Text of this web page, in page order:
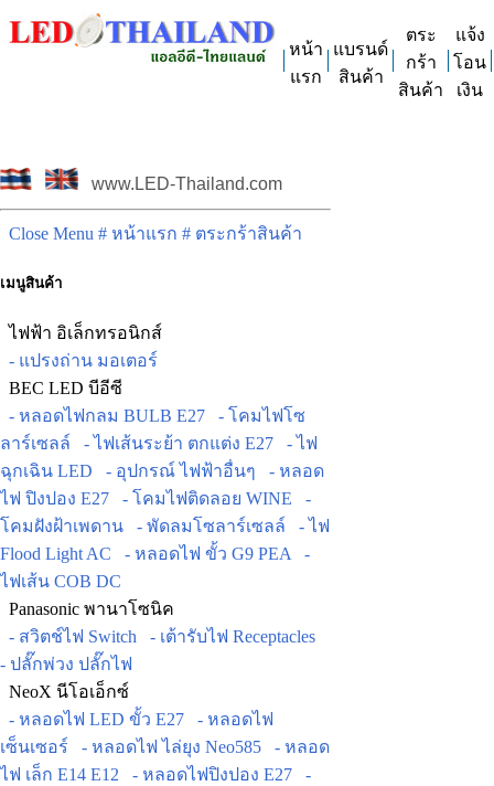
หน้า
แรก
แบรนด์
สินค้า
ตระ
กร้า
สินค้า
แจ้ง
โอน
เงิน
www.LED-Thailand.com
Close Menu # หน้าแรก # ตระกร้าสินค้า
เมนูสินค้า
ไฟฟ้า อิเล็กทรอนิกส์
- แปรงถ่าน มอเตอร์
BEC LED บีอีซี
- หลอดไฟกลม BULB E27
- โคมไฟโซ
ลาร์เซลล์
- ไฟเส้นระย้า ตกแต่ง E27
- ไฟ
ฉุกเฉิน LED
- อุปกรณ์ ไฟฟ้าอื่นๆ
- หลอด
ไฟ ปิงปอง E27
- โคมไฟติดลอย WINE
-
โคมฝังฝ้าเพดาน
- พัดลมโซลาร์เซลล์
- ไฟ
Flood Light AC
- หลอดไฟ ขั้ว G9 PEA
-
ไฟเส้น COB DC
Panasonic พานาโซนิค
- สวิตช์ไฟ Switch
- เต้ารับไฟ Receptacles
- ปลั๊กพ่วง ปลั๊กไฟ
NeoX นีโอเอ็กซ์
- หลอดไฟ LED ขั้ว E27
- หลอดไฟ
เซ็นเซอร์
- หลอดไฟ ไล่ยุง Neo585
- หลอด
ไฟ เล็ก E14 E12
- หลอดไฟปิงปอง E27
-